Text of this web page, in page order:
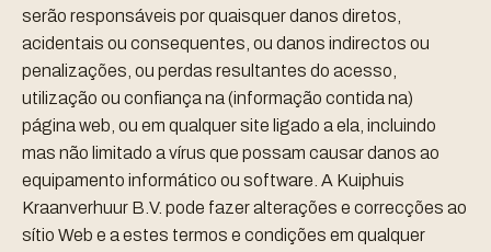
serão responsáveis por quaisquer danos diretos,
acidentais ou consequentes, ou danos indirectos ou
penalizações, ou perdas resultantes do acesso,
utilização ou confiança na (informação contida na)
página web, ou em qualquer site ligado a ela, incluindo
mas não limitado a vírus que possam causar danos ao
equipamento informático ou software. A Kuiphuis
Kraanverhuur B.V. pode fazer alterações e correcções ao
sítio Web e a estes termos e condições em qualquer